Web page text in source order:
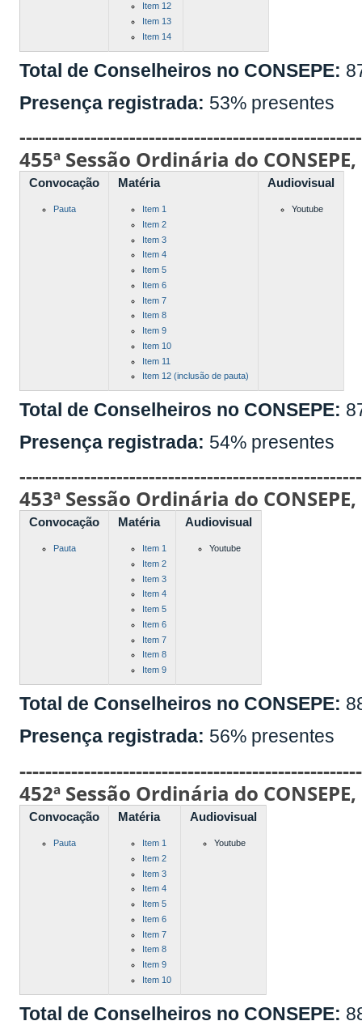
Item 12
Item 13
Item 14
Total de Conselheiros no CONSEPE:
Presença registrada: 53% presentes
455ª Sessão Ordinária do
Convocação
Pauta
Matéria
Item 1
Item 2
Item 3
Item 4
Item 5
Item 6
Item 7
Item 8
Item 9
Item 10
Item 11
Item 12 (inclusão de pauta)
Audiovisual
Youtube
Total de Conselheiros no CONSEPE:
Presença registrada: 54% presentes
453ª Sessão Ordinária do
Convocação
Pauta
Matéria
Item 1
Item 2
Item 3
Item 4
Item 5
Item 6
Item 7
Item 8
Item 9
Audiovisual
Youtube
Total de Conselheiros no CONSEPE:
Presença registrada: 56% presentes
452ª Sessão Ordinária do
Convocação
Pauta
Matéria
Item 1
Item 2
Item 3
Item 4
Item 5
Item 6
Item 7
Item 8
Item 9
Item 10
Audiovisual
Youtube
Total de Conselheiros no CONSEPE: